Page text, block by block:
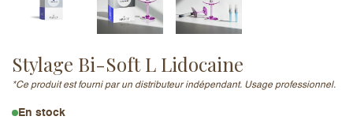
Stylage Bi-Soft L Lidocaine
*Ce produit est fourni par un distributeur indépendant. Usage professionnel.
En stock